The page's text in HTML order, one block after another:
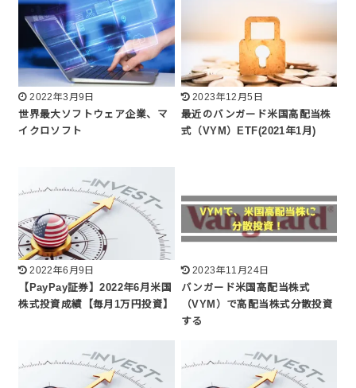
2022年3月9日
世界最大ソフトウェア企業、マ
イクロソフト
2023年12月5日
最近のバンガード米国高配当株
式（VYM）ETF(2021年1月)
2022年6月9日
【PayPay証券】2022年6月米国
株式投資成績【毎月1万円投資】
2023年11月24日
バンガード米国高配当株式
（VYM）で高配当株式分散投資
する